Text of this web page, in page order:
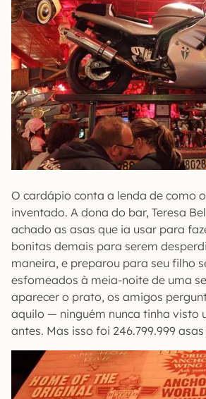
O cardápio conta a lenda de como
inventado. A dona do bar, Teresa
achado as asas que ia usar para
bonitas demais para serem
maneira, e preparou para seu filho
esfomeados à meia-noite de uma
aparecer o prato, os amigos
aquilo — ninguém nunca tinha visto
antes. Mas isso foi 246.799.999